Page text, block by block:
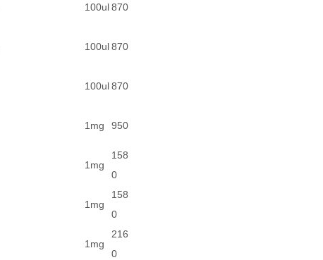
100ul870
100ul870
100ul870
1mg 950
1mg
158
0
1mg
158
0
1mg
216
0